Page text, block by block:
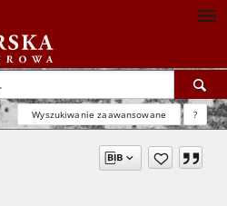
Wyszukiwanie zaawansowane ?